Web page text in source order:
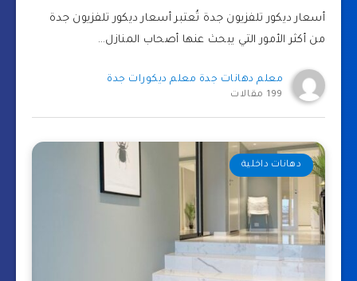
أسعار ديكور تلفزيون جدة تُعتبر أسعار ديكور تلفزيون جدة
من أكثر الأمور التي يبحث عنها أصحاب المنازل…
معلم دهانات جدة معلم ديكورات جدة
199 مقالات
دهانات داخلية